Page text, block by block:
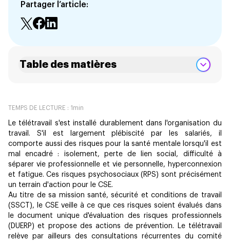
Partager l’article:
TEMPS DE LECTURE : 1 min
Le télétravail s'est installé durablement dans l'organisation du
travail. S'il est largement plébiscité par les salariés, il
comporte aussi des risques pour la santé mentale lorsqu'il est
mal encadré : isolement, perte de lien social, difficulté à
séparer vie professionnelle et vie personnelle, hyperconnexion
et fatigue. Ces risques psychosociaux (RPS) sont précisément
un terrain d'action pour le CSE.
Au titre de sa mission santé, sécurité et conditions de travail
(SSCT), le CSE veille à ce que ces risques soient évalués dans
le document unique d'évaluation des risques professionnels
(DUERP) et propose des actions de prévention. Le télétravail
relève par ailleurs des consultations récurrentes du comité
Table des matières